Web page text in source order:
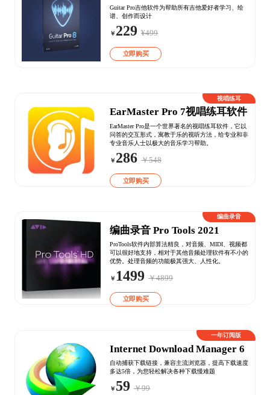
Guitar Pro吉他软件为帮助所有吉他爱好者学习、绘
谱、创作而设计
￥ 229 ¥499
立即购买
EarMaster Pro 7视唱练耳软件
EarMaster Pro是一个世界著名的视唱练耳软件，它以
问答的交互形式，寓教于乐的视听方法，给专业和非
专业音乐人士以极大的音乐学习帮助。
￥ 286 ￥548
立即购买
视唱练耳
编曲录音 Pro Tools 2021
ProTools软件内部算法精良，对音频、MIDI、视频都
可以很好地支持，相对于其他音频处理软件有不小的
优势。处理音频的功能极其强大、人性化。
￥ 1499 ￥4899
立即购买
编曲录音
Internet Download Manager 6
自动捕获下载链接，兼容主流浏览器，提高下载速度
多达5倍，为您轻松解决各种下载慢难题
￥ 59 ￥99
一年订阅版